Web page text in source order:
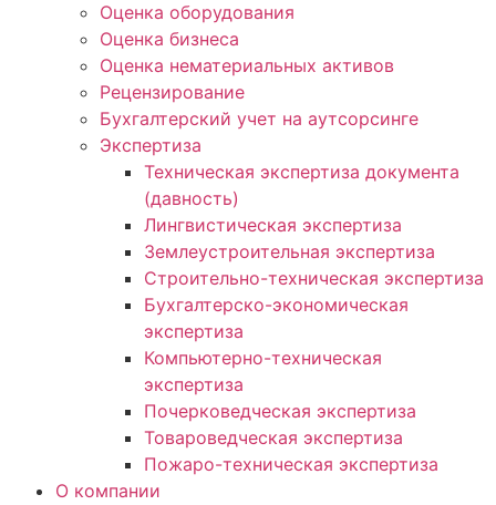
Оценка оборудования
Оценка бизнеса
Оценка нематериальных активов
Рецензирование
Бухгалтерский учет на аутсорсинге
Экспертиза
Техническая экспертиза документа
(давность)
Лингвистическая экспертиза
Землеустроительная экспертиза
Строительно-техническая экспертиза
Бухгалтерско-экономическая
экспертиза
Компьютерно-техническая
экспертиза
Почерковедческая экспертиза
Товароведческая экспертиза
Пожаро-техническая экспертиза
О компании